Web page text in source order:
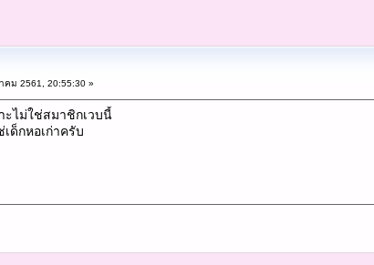
คม 2561, 20:55:30 »
ะไม่ใช่สมาชิกเวบนี้
ด็กหอเก่าครับ